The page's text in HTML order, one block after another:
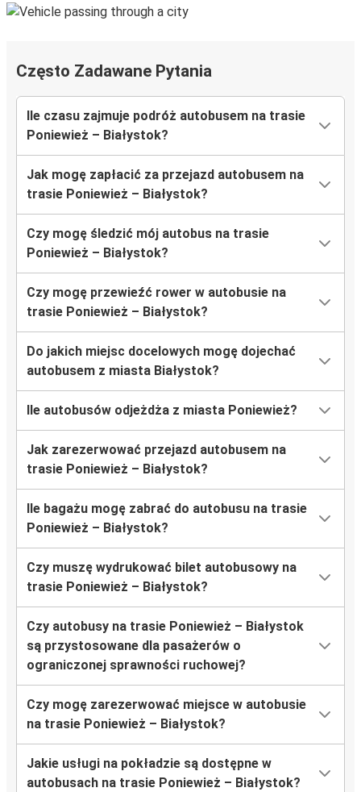
Często Zadawane Pytania
Ile czasu zajmuje podróż autobusem na trasie
Poniewież – Białystok?
Jak mogę zapłacić za przejazd autobusem na
trasie Poniewież – Białystok?
Czy mogę śledzić mój autobus na trasie
Poniewież – Białystok?
Czy mogę przewieźć rower w autobusie na
trasie Poniewież – Białystok?
Do jakich miejsc docelowych mogę dojechać
autobusem z miasta Białystok?
Ile autobusów odjeżdża z miasta Poniewież?
Jak zarezerwować przejazd autobusem na
trasie Poniewież – Białystok?
Ile bagażu mogę zabrać do autobusu na trasie
Poniewież – Białystok?
Czy muszę wydrukować bilet autobusowy na
trasie Poniewież – Białystok?
Czy autobusy na trasie Poniewież – Białystok
są przystosowane dla pasażerów o
ograniczonej sprawności ruchowej?
Czy mogę zarezerwować miejsce w autobusie
na trasie Poniewież – Białystok?
Jakie usługi na pokładzie są dostępne w
autobusach na trasie Poniewież – Białystok?